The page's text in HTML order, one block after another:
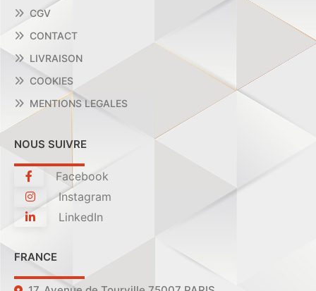
CGV
CONTACT
LIVRAISON
COOKIES
MENTIONS LEGALES
NOUS SUIVRE
Facebook
Instagram
LinkedIn
FRANCE